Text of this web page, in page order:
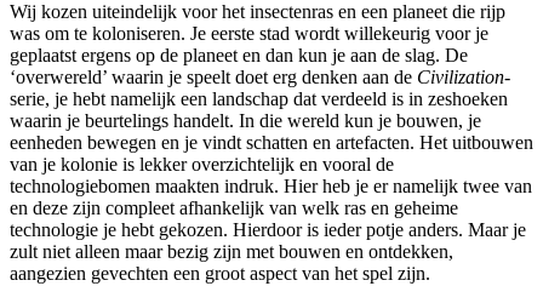
Wij kozen uiteindelijk voor het insectenras en een planeet die rijp
was om te koloniseren. Je eerste stad wordt willekeurig voor je
geplaatst ergens op de planeet en dan kun je aan de slag. De
‘overwereld’ waarin je speelt doet erg denken aan de Civilization-
serie, je hebt namelijk een landschap dat verdeeld is in zeshoeken
waarin je beurtelings handelt. In die wereld kun je bouwen, je
eenheden bewegen en je vindt schatten en artefacten. Het uitbouwen
van je kolonie is lekker overzichtelijk en vooral de
technologiebomen maakten indruk. Hier heb je er namelijk twee van
en deze zijn compleet afhankelijk van welk ras en geheime
technologie je hebt gekozen. Hierdoor is ieder potje anders. Maar je
zult niet alleen maar bezig zijn met bouwen en ontdekken,
aangezien gevechten een groot aspect van het spel zijn.